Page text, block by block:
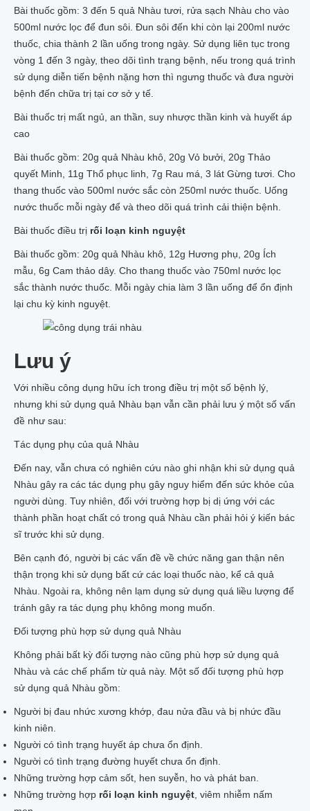
Bài thuốc gồm: 3 đến 5 quả Nhàu tươi, rửa sạch Nhàu cho vào
500ml nước lọc để đun sôi. Đun sôi đến khi còn lại 200ml nước
thuốc, chia thành 2 lần uống trong ngày. Sử dụng liên tục trong
vòng 1 đến 3 ngày, theo dõi tình trạng bệnh, nếu trong quá trình
sử dụng diễn tiến bệnh nặng hơn thì ngưng thuốc và đưa người
bệnh đến chữa trị tại cơ sở y tế.
Bài thuốc trị mất ngủ, an thần, suy nhược thần kinh và huyết áp
cao
Bài thuốc gồm: 20g quả Nhàu khô, 20g Vỏ bưởi, 20g Thảo
quyết Minh, 11g Thổ phục linh, 7g Rau má, 3 lát Gừng tươi. Cho
thang thuốc vào 500ml nước sắc còn 250ml nước thuốc. Uống
nước thuốc mỗi ngày để và theo dõi quá trình cải thiện bệnh.
Bài thuốc điều trị rối loạn kinh nguyệt
Bài thuốc gồm: 20g quả Nhàu khô, 12g Hương phụ, 20g Ích
mẫu, 6g Cam thảo dây. Cho thang thuốc vào 750ml nước lọc
sắc thành nước thuốc. Mỗi ngày chia làm 3 lần uống để ổn định
lại chu kỳ kinh nguyệt.
Lưu ý
Với nhiều công dụng hữu ích trong điều trị một số bệnh lý,
nhưng khi sử dụng quả Nhàu bạn vẫn cần phải lưu ý một số vấn
đề như sau:
Tác dụng phụ của quả Nhàu
Đến nay, vẫn chưa có nghiên cứu nào ghi nhận khi sử dụng quả
Nhàu gây ra các tác dụng phụ gây nguy hiểm đến sức khỏe của
người dùng. Tuy nhiên, đối với trường hợp bị dị ứng với các
thành phần hoạt chất có trong quả Nhàu cần phải hỏi ý kiến bác
sĩ trước khi sử dụng.
Bên cạnh đó, người bị các vấn đề về chức năng gan thận nên
thận trọng khi sử dụng bất cứ các loại thuốc nào, kể cả quả
Nhàu. Ngoài ra, không nên lạm dụng sử dụng quá liều lượng để
tránh gây ra tác dụng phụ không mong muốn.
Đối tượng phù hợp sử dụng quả Nhàu
Không phải bất kỳ đối tượng nào cũng phù hợp sử dụng quả
Nhàu và các chế phẩm từ quả này. Một số đối tượng phù hợp
sử dụng quả Nhàu gồm:
Người bị đau nhức xương khớp, đau nửa đầu và bị nhức đầu
kinh niên.
Người có tình trạng huyết áp chưa ổn định.
Người có tình trạng đường huyết chưa ổn định.
Những trường hợp cảm sốt, hen suyễn, ho và phát ban.
Những trường hợp rối loạn kinh nguyệt , viêm nhiễm nấm